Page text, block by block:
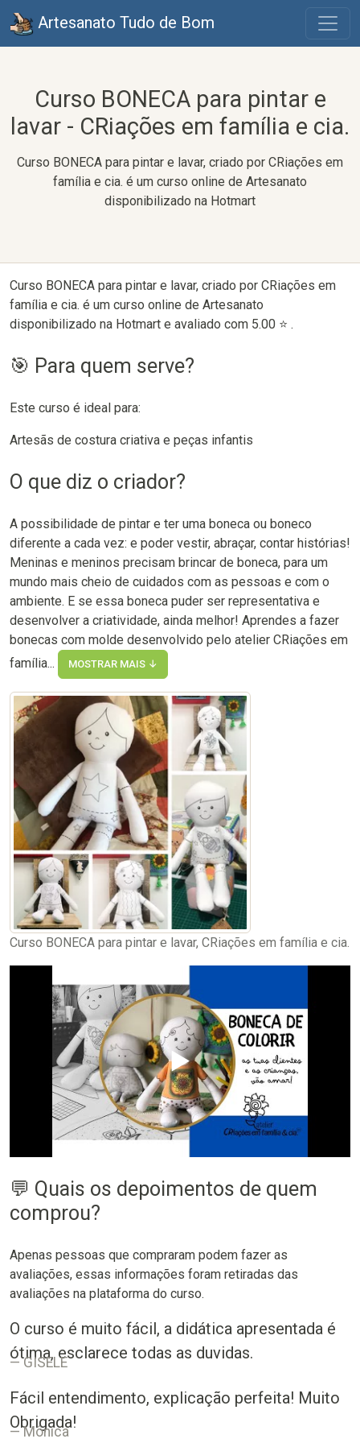
Artesanato Tudo de Bom
Curso BONECA para pintar e
lavar - CRiações em família e cia.
Curso BONECA para pintar e lavar, criado por CRiações em
família e cia. é um curso online de Artesanato
disponibilizado na Hotmart
Curso BONECA para pintar e lavar, criado por CRiações em
família e cia. é um curso online de Artesanato
disponibilizado na Hotmart e avaliado com 5.00 ⭐ .
🎯 Para quem serve?
Este curso é ideal para:
Artesãs de costura criativa e peças infantis
O que diz o criador?
A possibilidade de pintar e ter uma boneca ou boneco
diferente a cada vez: e poder vestir, abraçar, contar histórias!
Meninas e meninos precisam brincar de boneca, para um
mundo mais cheio de cuidados com as pessoas e com o
ambiente. E se essa boneca puder ser representativa e
desenvolver a criatividade, ainda melhor! Aprendes a fazer
bonecas com molde desenvolvido pelo atelier CRiações em
família...
MOSTRAR MAIS ↓
Curso BONECA para pintar e lavar, CRiações em família e cia.
▶️
💬 Quais os depoimentos de quem
comprou?
Apenas pessoas que compraram podem fazer as
avaliações, essas informações foram retiradas das
avaliações na plataforma do curso.
O curso é muito fácil, a didática apresentada é
ótima, esclarece todas as duvidas.
GISELE
Fácil entendimento, explicação perfeita! Muito
Obrigada!
Mônica